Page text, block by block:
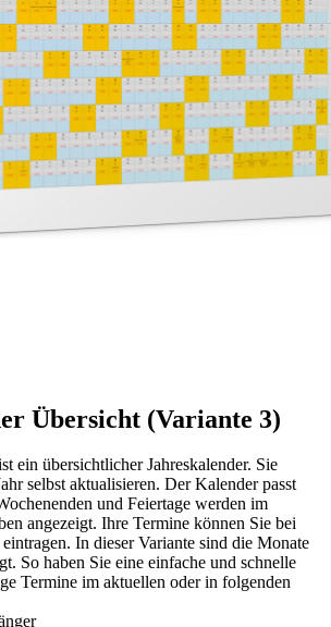
Übersicht (Variante 3)
ein übersichtlicher Jahreskalender. Sie
selbst aktualisieren. Der Kalender passt
und Feiertage werden im
angezeigt. Ihre Termine können Sie bei
In dieser Variante sind die Monate
So haben Sie eine einfache und schnelle
Termine im aktuellen oder in folgenden